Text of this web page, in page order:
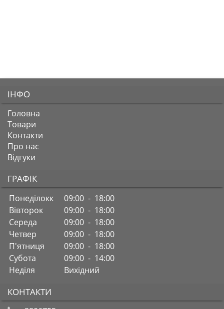
ІНФО
Головна
Товари
Контакти
Про нас
Відгуки
ГРАФІК
Понеділокк
09:00 - 18:00
Вівторок
09:00 - 18:00
Середа
09:00 - 18:00
Четвер
09:00 - 18:00
П'ятниця
09:00 - 18:00
Субота
09:00 - 14:00
Неділя
Вихідний
КОНТАКТИ